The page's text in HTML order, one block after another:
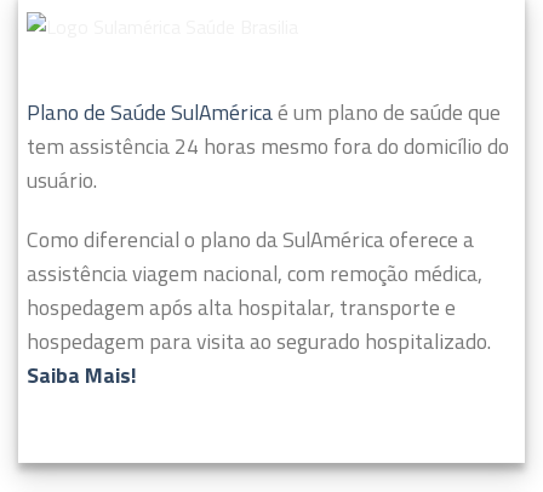
Plano de Saúde SulAméricaé um plano de saúde que
tem assistência 24 horas mesmo fora do domicílio do
usuário.
Como diferencial o plano da SulAmérica oferece a
assistência viagem nacional, com remoção médica,
hospedagem após alta hospitalar, transporte e
hospedagem para visita ao segurado hospitalizado.
Saiba Mais!